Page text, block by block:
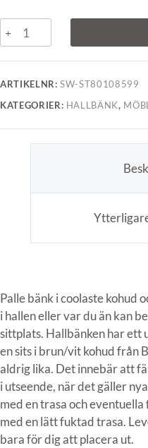
ARTIKELNR:SW-ST80108599
KATEGORIER: HALLBÄNK,
Palle bänk i coolaste kohud
i hallen eller var du än kan
sittplats. Hallbänken har ett
en sits i brun/vit kohud från
aldrig lika. Det innebär att
i utseende, när det gäller
med en trasa och
med en lätt fuktad trasa.
bara för dig att placera ut.